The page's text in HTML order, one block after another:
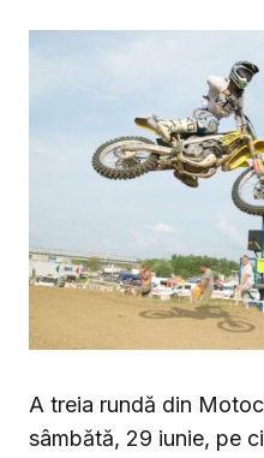
A treia rundă din
sâmbătă, 29 iunie, pe